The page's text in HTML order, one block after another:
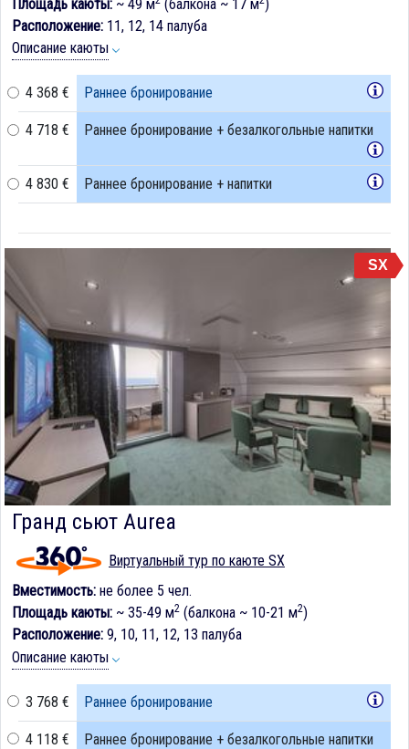
Площадь каюты: ~ 49 м (балкона ~ 17 м )
Расположение: 11, 12, 14 палуба
Описание каюты
4 368 € Раннее бронирование
4 718 € Раннее бронирование + безалкогольные напитки
4 830 € Раннее бронирование + напитки
SX
Гранд сьют Aurea
Виртуальный тур по каюте SX
Вместимость: не более 5 чел.
Площадь каюты: ~ 35-49 м2 (балкона ~ 10-21 м2)
Расположение: 9, 10, 11, 12, 13 палуба
Описание каюты
3 768 € Раннее бронирование
4 118 € Раннее бронирование + безалкогольные напитки